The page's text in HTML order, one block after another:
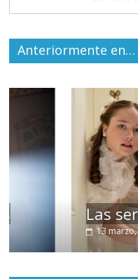
Anteriormente en…
Las series-
13 marzo, 2026 Julio